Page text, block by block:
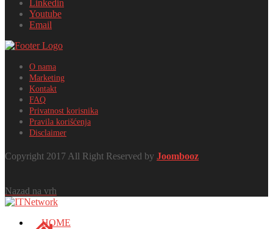
Linkedin
Youtube
Email
O nama
Marketing
Kontakt
FAQ
Privatnost korisnika
Pravila korišćenja
Disclaimer
Copyright 2017 All Right Reserved by Joombooz
Nazad na vrh
HOME